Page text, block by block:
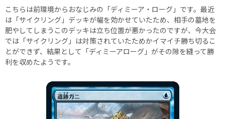
こちらは前環境からおなじみの「ディミーア・ローグ」です。最近
は「サイクリング」デッキが幅を効かせていたため、相手の墓地を
肥やしてしまうこのデッキは立ち位置が悪かったのですが、今大会
では「サイクリング」は対策されていたためかイマイチ勝ち切るこ
とができず、結果として「ディミーアローグ」がその隙を縫って勝
利を収めたようです。